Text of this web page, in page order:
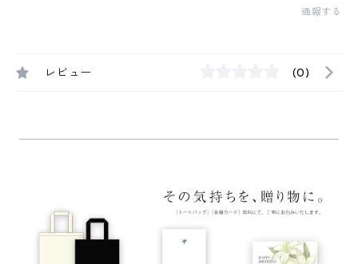
通報する
レビュー (0)